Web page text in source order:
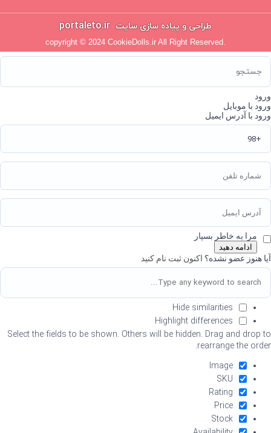
طراحی و پیاده سازی سایت portaleto.ir
copyright © 2024 CookieDolls.ir All Right Reserved.
ورود
ورود با موبایل
ورود با آدرس ایمیل
مرا به خاطر بسپار
ادامه دهید
آیا هنوز عضو نشده؟ اکنون ثبت نام کنید
Hide similarities
Highlight differences
Select the fields to be shown. Others will be hidden. Drag and drop to
rearrange the order.
Image
SKU
Rating
Price
Stock